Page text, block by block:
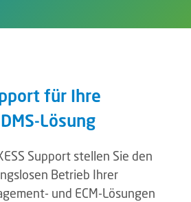
für Ihre
Lösung
Support stellen Sie den
Betrieb Ihrer
und ECM-Lösungen